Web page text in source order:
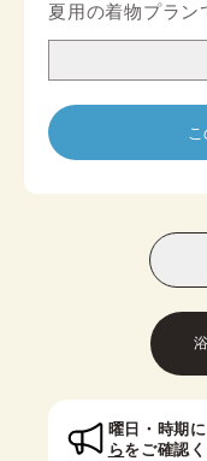
夏用の着物プラン
生地の目が粗く風
涼やかな着心地
きにもぴったり。
水や朝顔などの
夏のお出かけや
小物の組み合わ
印象を変えられ
夏に着物を楽し
の利用にもおす
※帯は半幅帯がセ
プションの取り
曜日・時期
らをご確認く